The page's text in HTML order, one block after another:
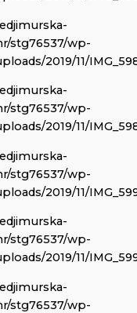
stg76537/wp-
2019/11/
stg76537/wp-
2019/11/
stg76537/wp-
2019/11/
stg76537/wp-
2019/11/
stg76537/wp-